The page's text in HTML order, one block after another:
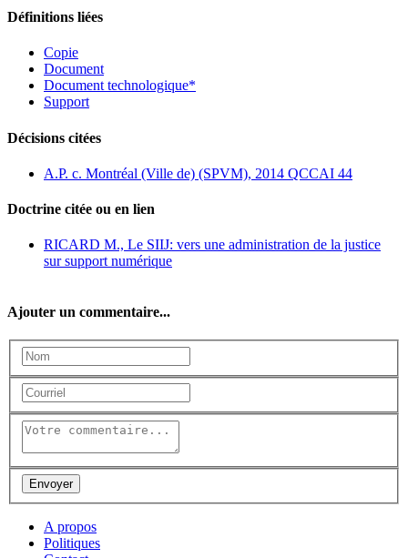
Définitions liées
Copie
Document
Document technologique*
Support
Décisions citées
A.P. c. Montréal (Ville de) (SPVM), 2014 QCCAI 44
Doctrine citée ou en lien
RICARD M., Le SIIJ: vers une administration de la justice
sur support numérique
Ajouter un commentaire...
A propos
Politiques